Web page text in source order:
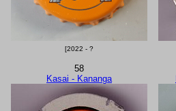
[2022 - ?
58
Kasai - Kananga